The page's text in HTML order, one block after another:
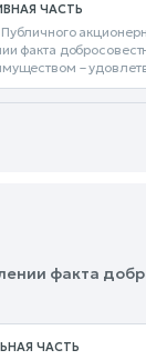
ЧАСТЬ
факта
–
факта
ЧАСТЬ